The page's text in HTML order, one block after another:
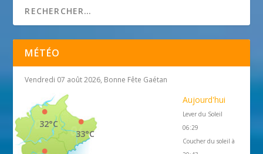
MÉTÉO
Vendredi 07 août 2026, Bonne Fête Gaétan
33°C
32°C
Aujourd'hui
Lever du Soleil
06:29
Coucher du soleil à